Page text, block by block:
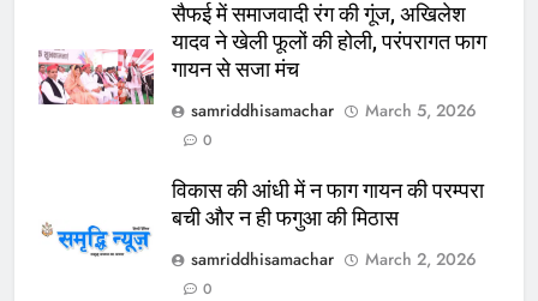
सैफई में समाजवादी रंग की गूंज, अखिलेश
यादव ने खेली फूलों की होली, परंपरागत फाग
गायन से सजा मंच
samriddhisamachar
March 5, 2026
0
विकास की आंधी में न फाग गायन की परम्परा
बची और न ही फगुआ की मिठास
samriddhisamachar
March 2, 2026
0